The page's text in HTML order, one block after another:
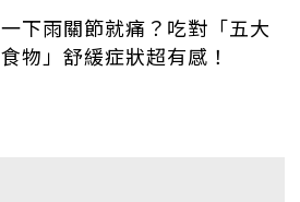
一下雨關節就痛？吃對「五大
食物」舒緩症狀超有感！